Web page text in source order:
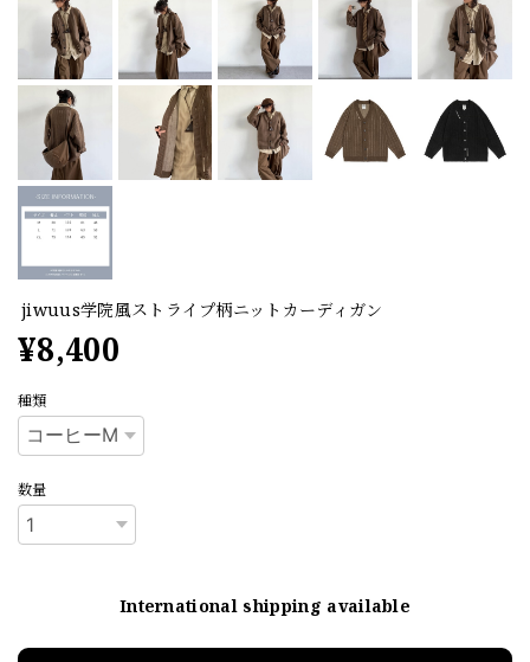
jiwuus学院風ストライプ柄ニットカーディガン
¥8,400
種類
数量
International shipping available